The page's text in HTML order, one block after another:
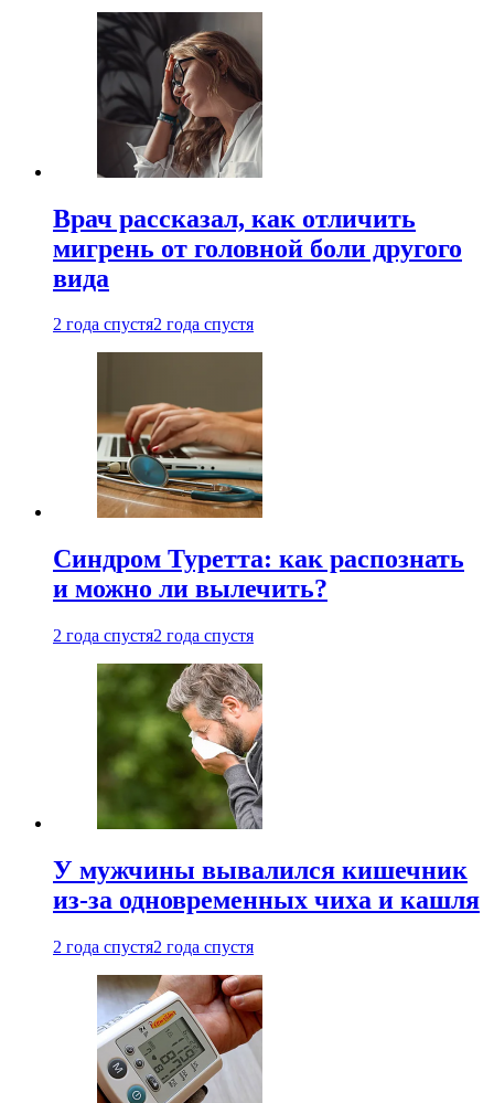
Врач рассказал, как отличить
мигрень от головной боли другого
вида
2 года спустя2 года спустя
Синдром Туретта: как распознать
и можно ли вылечить?
2 года спустя2 года спустя
У мужчины вывалился кишечник
из-за одновременных чиха и кашля
2 года спустя2 года спустя